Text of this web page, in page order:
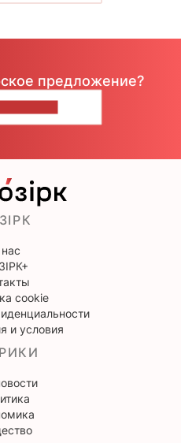
предложение?
cookie
и условия